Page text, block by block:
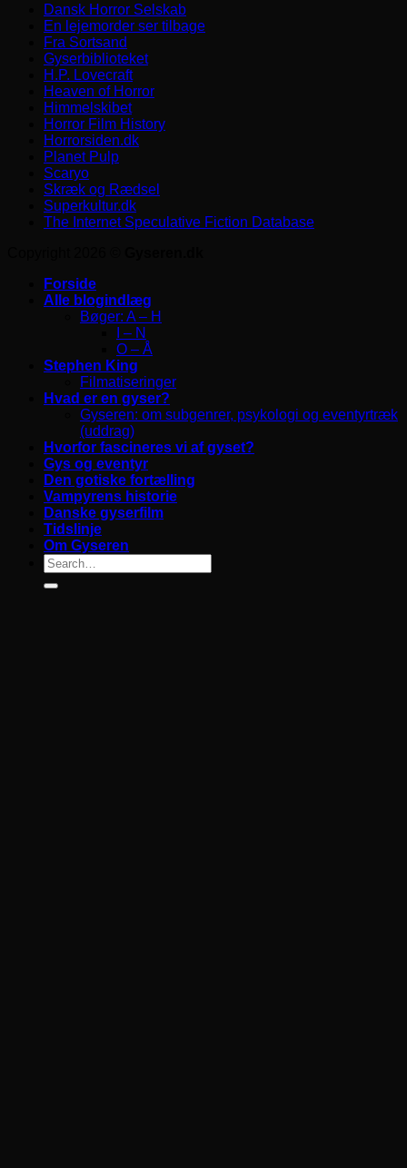
Dansk Horror Selskab
En lejemorder ser tilbage
Fra Sortsand
Gyserbiblioteket
H.P. Lovecraft
Heaven of Horror
Himmelskibet
Horror Film History
Horrorsiden.dk
Planet Pulp
Scaryo
Skræk og Rædsel
Superkultur.dk
The Internet Speculative Fiction Database
Forside
Alle blogindlæg
Bøger: A – H
I – N
O – Å
Stephen King
Filmatiseringer
Hvad er en gyser?
Gyseren: om subgenrer, psykologi og eventyrtræk
(uddrag)
Hvorfor fascineres vi af gyset?
Gys og eventyr
Den gotiske fortælling
Vampyrens historie
Danske gyserfilm
Tidslinje
Om Gyseren